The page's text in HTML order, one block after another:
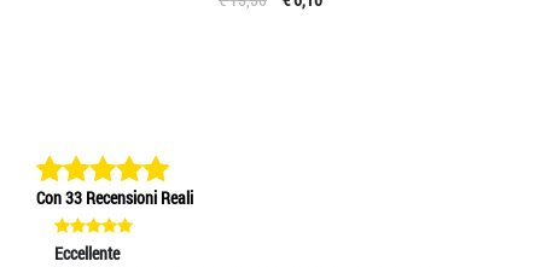
Con 33 Recensioni Reali
Eccellente
Eccellente